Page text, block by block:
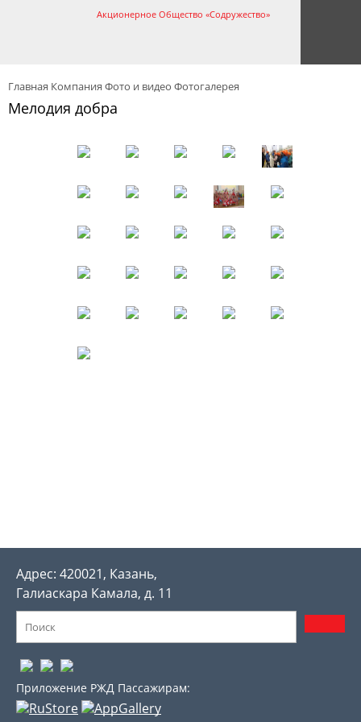
Акционерное Общество «Содружество»
Главная Компания Фото и видео Фотогалерея
Мелодия добра
Адрес: 420021, Казань,
Галиаскара Камала, д. 11
Приложение РЖД Пассажирам: